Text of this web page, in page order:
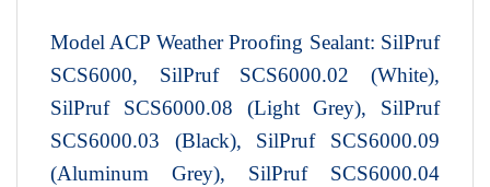
Model ACP Weather Proofing Sealant: SilPruf
SCS6000, SilPruf SCS6000.02 (White),
SilPruf SCS6000.08 (Light Grey), SilPruf
SCS6000.03 (Black), SilPruf SCS6000.09
(Aluminum Grey), SilPruf SCS6000.04